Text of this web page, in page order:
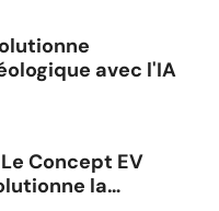
avec l'IA
Concept EV
la